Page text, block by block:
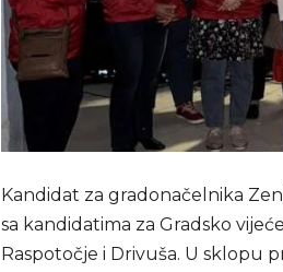
Kandidat za gradonačelnika
sa kandidatima za Gradsko
Raspotočje i Drivuša. U sklopu